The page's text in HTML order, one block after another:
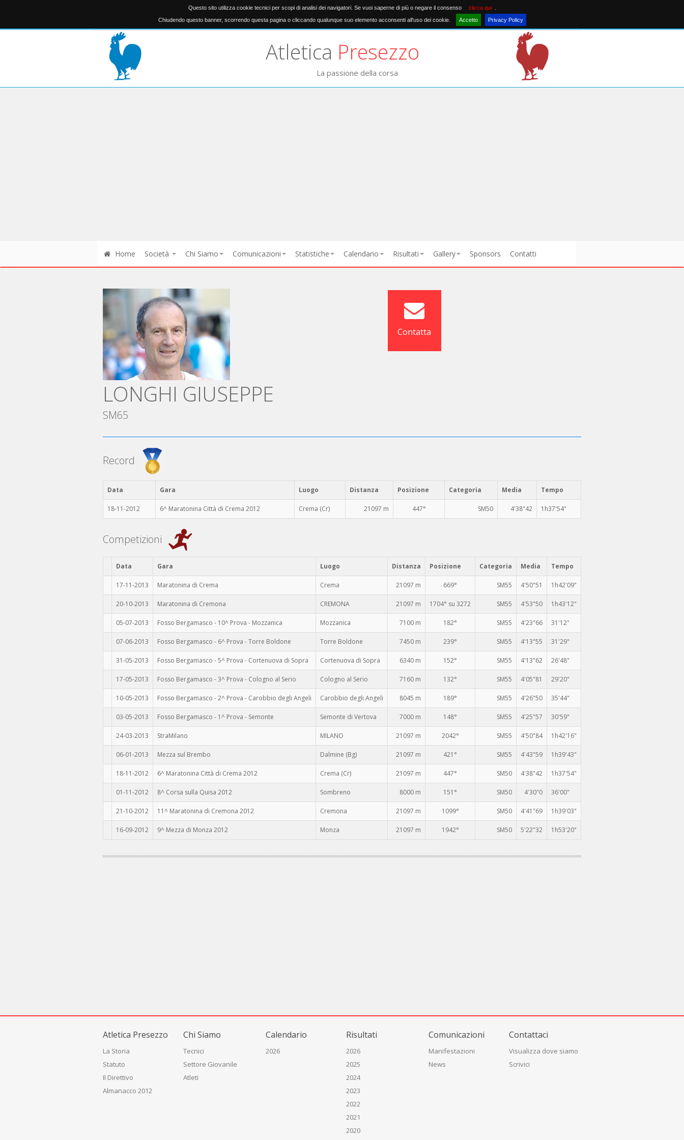
Questo sito utilizza cookie tecnici per scopi di analisi dei navigatori. Se vuoi saperne di più o negare il consenso clicca qui
Chiudendo questo banner, scorrendo questa pagina o cliccando qualunque suo elemento acconsenti all'uso dei cookie.
Accetto Privacy Policy
Atletica Presezzo
La passione della corsa
Home Società Chi Siamo Comunicazioni Statistiche Calendario Risultati Gallery Sponsors Contatti
LONGHI GIUSEPPE
SM65
Contatta
Record
Data Gara Luogo Distanza Posizione Categoria Media Tempo
18-11-2012 6^ Maratonina Città di Crema 2012 Crema (Cr) 21097 m 447° SM50 4'38"42 1h37'54"
Competizioni
Data Gara Luogo Distanza Posizione Categoria Media Tempo
17-11-2013 Maratonina di Crema Crema 21097 m 669° SM55 4'50"51 1h42'09"
20-10-2013 Maratonina di Cremona CREMONA 21097 m 1704° su 3272 SM55 4'53"50 1h43'12"
05-07-2013 Fosso Bergamasco - 10^ Prova - Mozzanica Mozzanica 7100 m 182° SM55 4'23"66 31'12"
07-06-2013 Fosso Bergamasco - 6^ Prova - Torre Boldone Torre Boldone 7450 m 239° SM55 4'13"55 31'29"
31-05-2013 Fosso Bergamasco - 5^ Prova - Cortenuova di Sopra Cortenuova di Sopra 6340 m 152° SM55 4'13"62 26'48"
17-05-2013 Fosso Bergamasco - 3^ Prova - Cologno al Serio Cologno al Serio 7160 m 132° SM55 4'05"81 29'20"
10-05-2013 Fosso Bergamasco - 2^ Prova - Carobbio degli Angeli Carobbio degli Angeli 8045 m 189° SM55 4'26"50 35'44"
03-05-2013 Fosso Bergamasco - 1^ Prova - Semonte Semonte di Vertova 7000 m 148° SM55 4'25"57 30'59"
24-03-2013 StraMilano MILANO 21097 m 2042° SM55 4'50"84 1h42'16"
06-01-2013 Mezza sul Brembo Dalmine (Bg) 21097 m 421° SM55 4'43"59 1h39'43"
18-11-2012 6^ Maratonina Città di Crema 2012 Crema (Cr) 21097 m 447° SM50 4'38"42 1h37'54"
01-11-2012 8^ Corsa sulla Quisa 2012 Sombreno 8000 m 151° SM50 4'30"0 36'00"
21-10-2012 11^ Maratonina di Cremona 2012 Cremona 21097 m 1099° SM50 4'41"69 1h39'03"
16-09-2012 9^ Mezza di Monza 2012 Monza 21097 m 1942° SM50 5'22"32 1h53'20"
Atletica Presezzo
La Storia
Statuto
Il Direttivo
Almanacco 2012
Chi Siamo
Tecnici
Settore Giovanile
Atleti
Calendario
2026
Risultati
2026
2025
2024
2023
2022
2021
2020
Comunicazioni
Manifestazioni
News
Contattaci
Visualizza dove siamo
Scrivici